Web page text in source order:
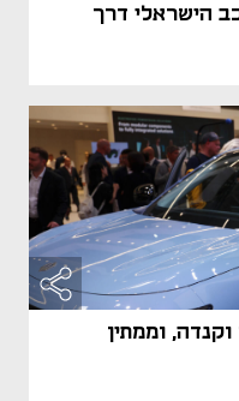
הישראלי דרך
וממתין